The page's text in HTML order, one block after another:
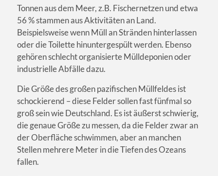
Tonnen aus dem Meer, z.B. Fischernetzen und etwa
56 % stammen aus Aktivitäten an Land.
Beispielsweise wenn Müll an Stränden hinterlassen
oder die Toilette hinuntergespült werden. Ebenso
gehören schlecht organisierte Mülldeponien oder
industrielle Abfälle dazu.
Die Größe des großen pazifischen Müllfeldes ist
schockierend – diese Felder sollen fast fünfmal so
groß sein wie Deutschland. Es ist äußerst schwierig,
die genaue Größe zu messen, da die Felder zwar an
der Oberfläche schwimmen, aber an manchen
Stellen mehrere Meter in die Tiefen des Ozeans
fallen.